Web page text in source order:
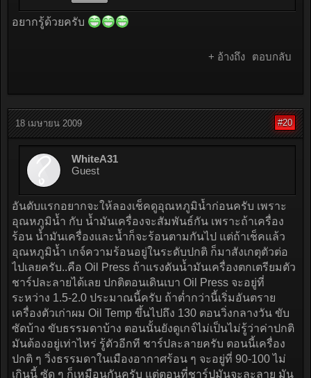
อยากรู้ด้วยครับ
+ อ้างถึง ตอบกลับ
18 เมษายน 2009 #20
WhiteA31
Guest
อันดับแรกอยากจะให้ลองเช็คดูอุณหภูมิน้ำก่อนครับ เพราะ
อุณหภูมิน้ำ กับ น้ำมันเครื่องจะสัมพันธ์กัน เพราะถ้าเครื่อง
ร้อน น้ำมันเครื่องและน้ำก็จะร้อนตามกันไป แต่ถ้าเช็คแล้ว
อุณหภูมิน้ำ เกจ์ความร้อนอยู่ในระดับปกติ ก็มาสังเกตุตัวต่อ
ไปเลยครับ..คือ Oil Press ถ้าแรงดันน้ำมันเครื่องตกเตรียมตัว
ชาร์ปละลายได้เลย ปกติตอนเดินเบา Oil Press จะอยู่ที่
ระหว่าง 1.5-2.0 ประมาณนี้ครับ ถ้าต่ำกว่านี้เริ่มอันตราย
เครื่องตัวเก่าผม Oil Temp ขึ้นไปถึง 130 ตอนวิ่งกลางวัน ขับ
ซัดบ้าง ขับธรรมดาบ้าง ตอนนั้นยังดูเกจ์ไม่เป็นไม่รู้ว่าค่าปกติ
มันต้องอยู่เท่าไหร่ รู้ตัวอีกที ชาร์ปละลายครับ ตอนนี้เครื่อง
ปกติ ๆ วิ่งธรรมดาในเมืองอากาศร้อน ๆ จะอยู่ที่ 90-100 ไม่
เกินนี้ ซัด ๆ ก็เหมือนกันครับ แต่ตอนที่ชาร์ปมันจะละลาย มัน